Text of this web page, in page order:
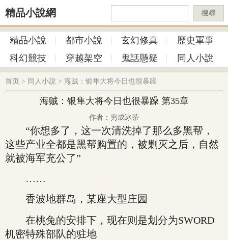
精品小說網 搜尋
精品小說 都市小說 玄幻修真
歷史軍事
科幻競技
穿越架空 鬼話懸疑 同人小說
首页 > 同人小說 > 海贼：银隼大将今日也很暴躁
海贼：银隼大将今日也很暴躁 第35章
作者：穷成冰茶
“你想多了，这一次清洗掉了那么多黑帮，
这些产业全都是黑帮购置的，被剿灭之后，自然
就被海军充公了”
……
香波地群岛，某座大型庄园
在桃兔的安排下，现在则是划分为SWORD
机密特殊部队的驻地